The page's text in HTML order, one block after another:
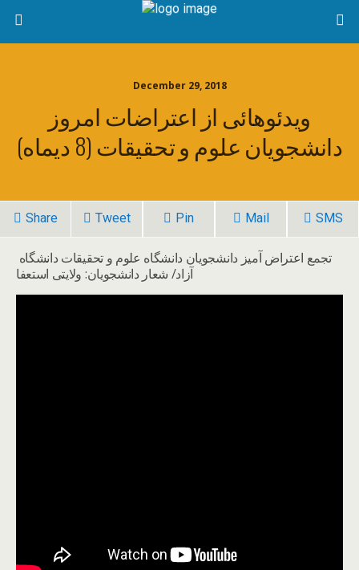
December 29, 2018
ویدئوهائی از اعتراضات امروز
دانشجویان علوم و تحقیقات (8 دیماه)
Share Tweet Pin Mail SMS
آزاد/ شعار دانشجویان: ولایتی استعفا